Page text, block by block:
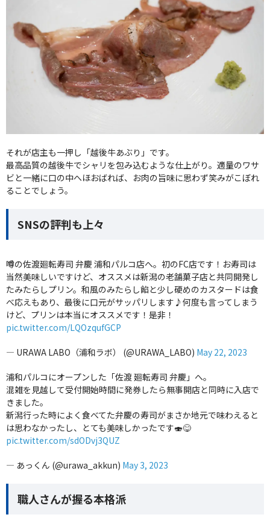
それが店主も一押し「越後牛あぶり」です。
最高品質の越後牛でシャリを包み込むような仕上がり。適量のワサ
ビと一緒に口の中へほおばれば、お肉の旨味に思わず笑みがこぼれ
ることでしょう。
SNSの評判も上々
噂の佐渡廻転寿司 弁慶 浦和パルコ店へ。初のFC店です！お寿司は
当然美味しいですけど、オススメは新潟の老舗菓子店と共同開発し
たみたらしプリン。和風のみたらし餡と少し硬めのカスタードは食
べ応えもあり、最後に口元がサッパリします♪何度も言ってしまう
けど、プリンは本当にオススメです！是非！
pic.twitter.com/LQOzqufGCP
— URAWA LABO（浦和ラボ） (@URAWA_LABO) May 22, 2023
浦和パルコにオープンした「佐渡 廻転寿司 弁慶」へ。
混雑を見越して受付開始時間に発券したら無事開店と同時に入店で
きました。
新潟行った時によく食べてた弁慶の寿司がまさか地元で味わえると
は思わなかったし、とても美味しかったです🍣😋
pic.twitter.com/sdODvj3QUZ
— あっくん (@urawa_akkun) May 3, 2023
職人さんが握る本格派